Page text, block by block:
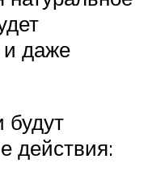
даже
будут
действия: